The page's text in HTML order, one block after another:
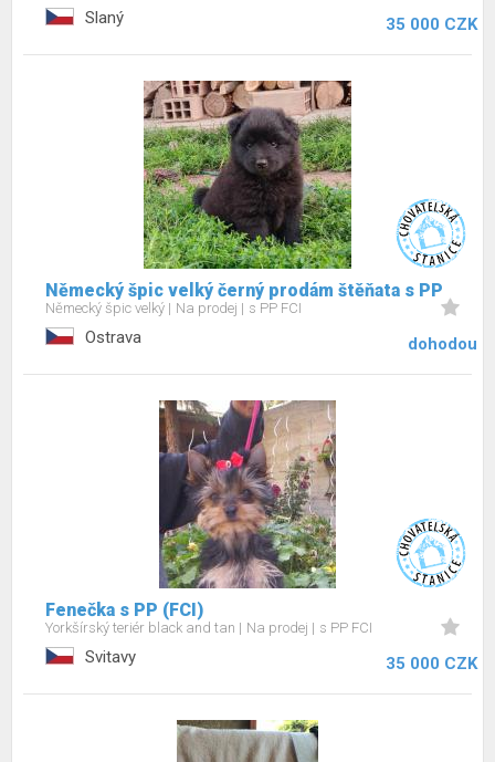
Slaný 35 000 CZK
Německý špic velký černý prodám štěňata s PP
Německý špic velký Na prodej s PP FCI
Ostrava dohodou
Fenečka s PP (FCI)
Yorkšírský teriér black and tan Na prodej s PP FCI
Svitavy 35 000 CZK